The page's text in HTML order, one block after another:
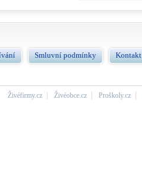
Smluvní podmínky Kontakt
Živéfirmy.cz Živéobce.cz Proškoly.cz